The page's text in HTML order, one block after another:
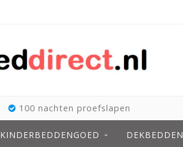
100 nachten proefslapen
KINDERBEDDENGOED DEKBEDDEN